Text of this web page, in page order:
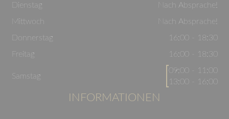
Dienstag
Nach Absprache!
Mittwoch
Nach Absprache!
Donnerstag
16:00 - 18:30
Freitag
16:00 - 18:30
Samstag
09:00 - 11:00
13:00 - 16:00
INFORMATIONEN